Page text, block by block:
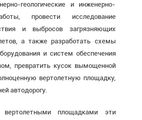
геологические и инженерно-
провести исследование
и выбросов загрязняющих
а также разработать схемы
и систем обеспечения
превратить кусок вымощенной
вертолетную площадку,
автодорогу.
вертолетными площадками эти